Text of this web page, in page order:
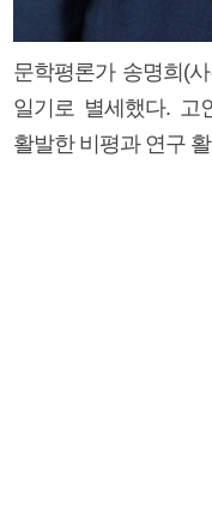
문학평론가 송명희(
일기로 별세했다. 고
활발한 비평과 연구